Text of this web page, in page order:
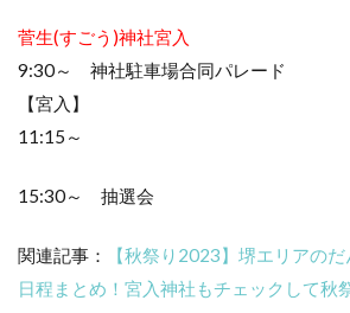
菅生(すごう)神社宮入
9:30～ 神社駐車場合同パレード
【宮入】
11:15～
15:30～ 抽選会
関連記事：
【秋祭り2023】堺エリアの
日程まとめ！宮入神社もチェックして秋